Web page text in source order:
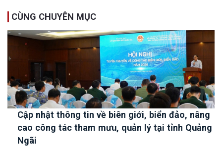
CÙNG CHUYÊN MỤC
Cập nhật thông tin về biên giới, biển đảo, nâng
cao công tác tham mưu, quản lý tại tỉnh Quảng
Ngãi